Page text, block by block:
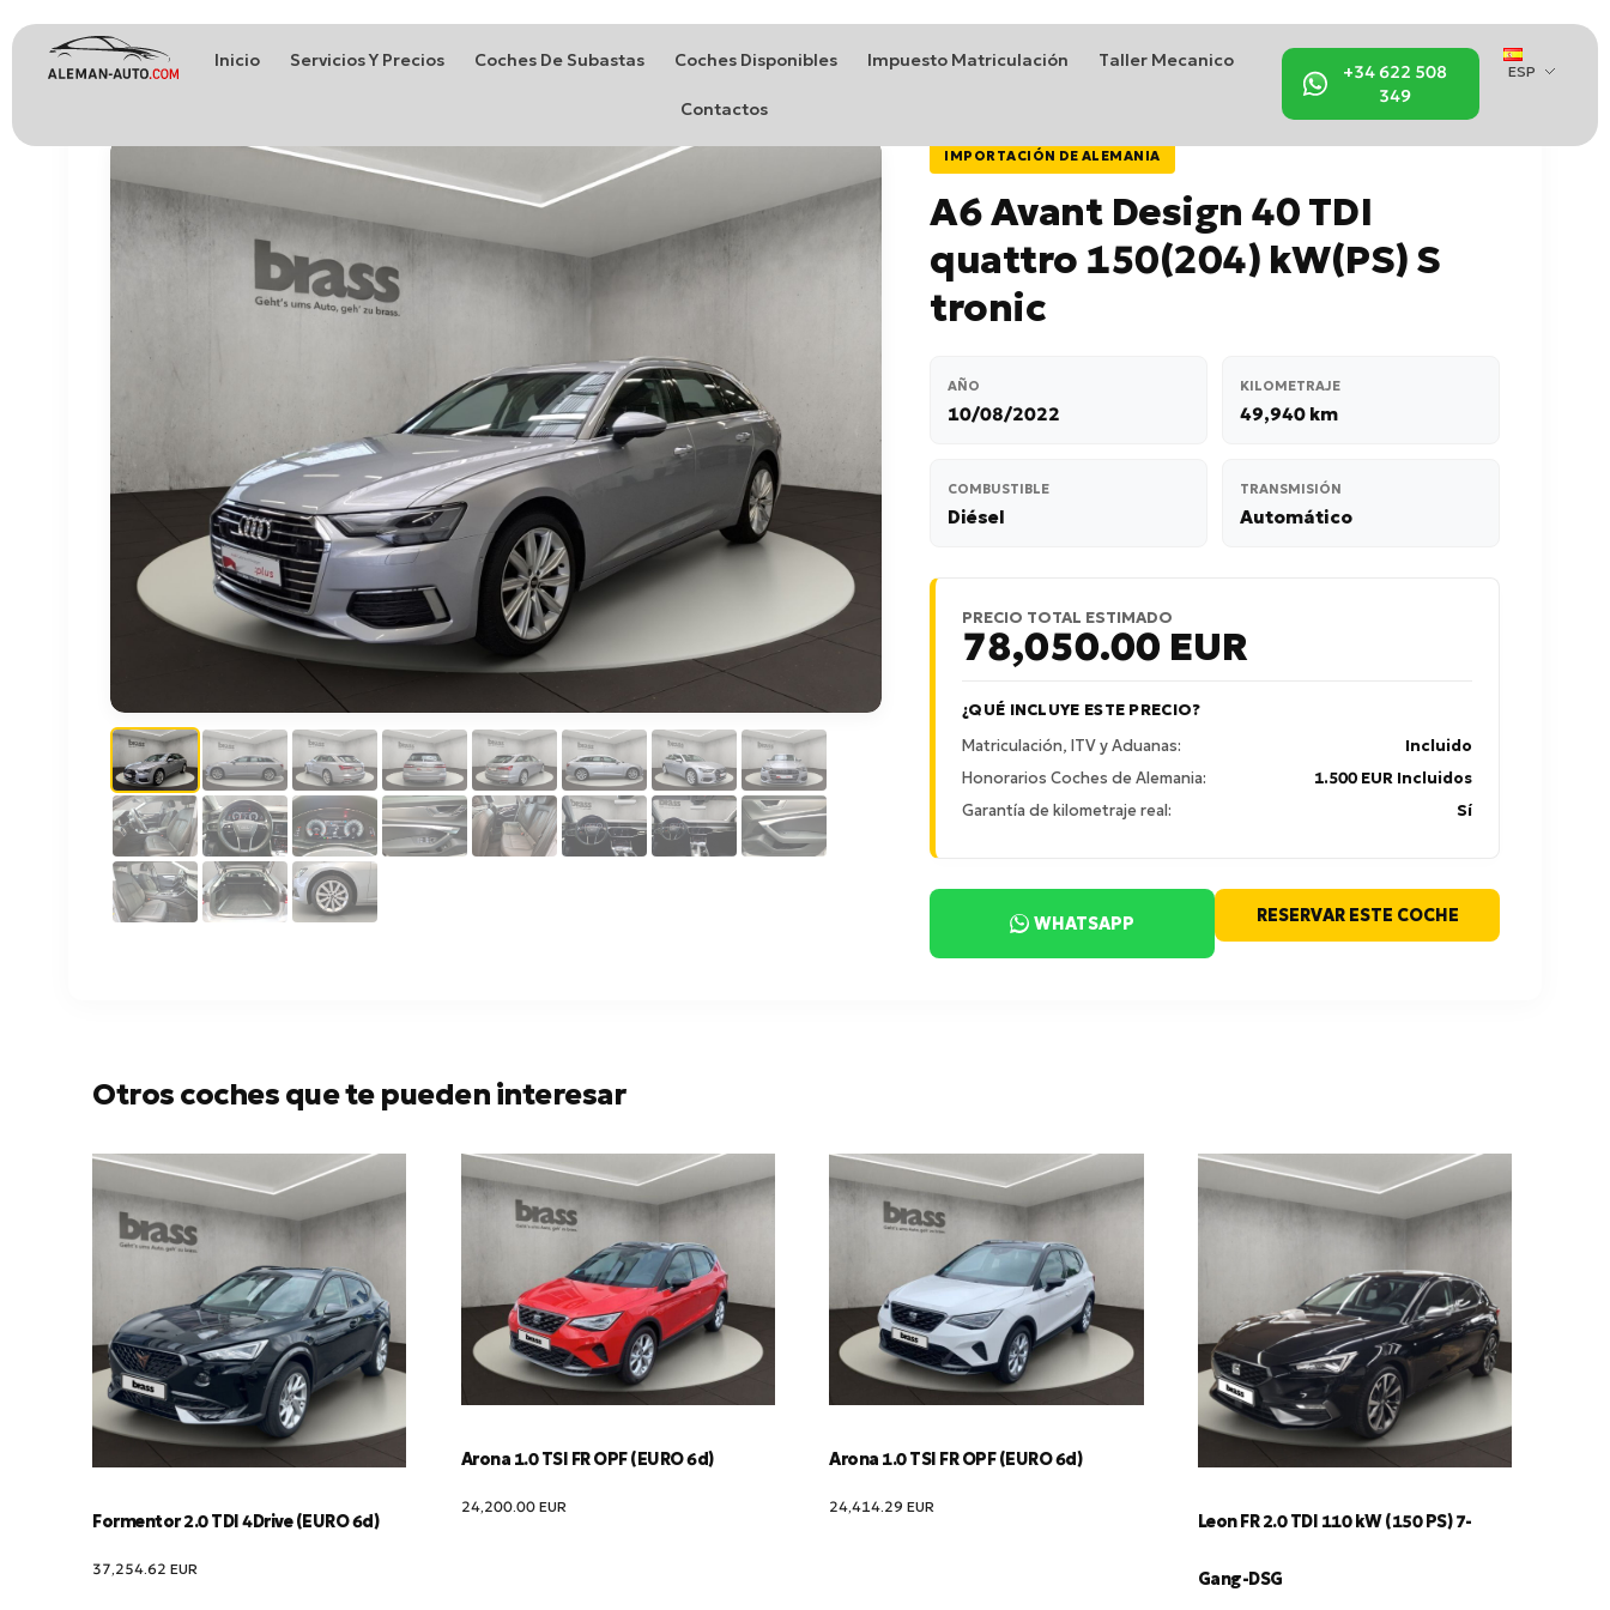
Inicio Servicios Y Precios Coches De Subastas Coches Disponibles Impuesto Matriculación Taller Mecanico
Contactos
+34 622 508
349
ESP
IMPORTACIÓN DE ALEMANIA
A6 Avant Design 40 TDI
quattro 150(204) kW(PS) S
tronic
AÑO
10/08/2022
KILOMETRAJE
49,940 km
COMBUSTIBLE
Diésel
TRANSMISIÓN
Automático
PRECIO TOTAL ESTIMADO
78,050.00 EUR
¿QUÉ INCLUYE ESTE PRECIO?
Matriculación, ITV y Aduanas:
Incluido
Honorarios Coches de Alemania:
1.500 EUR Incluidos
Garantía de kilometraje real:
Sí
WHATSAPP RESERVAR ESTE COCHE
Otros coches que te pueden interesar
Formentor 2.0 TDI 4Drive (EURO 6d)
37,254.62 EUR
Arona 1.0 TSI FR OPF (EURO 6d)
24,200.00 EUR
Arona 1.0 TSI FR OPF (EURO 6d)
24,414.29EUR
Leon FR 2.0 TDI 110 kW (150 PS) 7-
Gang-DSG